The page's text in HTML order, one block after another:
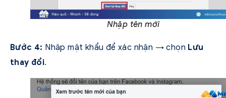
Nhập tên mới
Bước 4: Nhập mật khẩu để xác nhận → chọn Lưu
thay đổi.